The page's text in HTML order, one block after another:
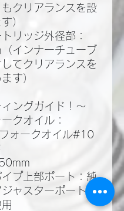
クリアランスを設
）
リッジ外径部：
インナーチューブ
てクリアランスを
す）
ングガイド！～
クオイル：
フォークオイル#10
イプ上部ポート：純
ャスターポートを